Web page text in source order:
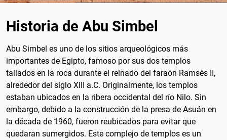
Historia de Abu Simbel
Abu Simbel es uno de los sitios arqueológicos más
importantes de Egipto, famoso por sus dos templos
tallados en la roca durante el reinado del faraón Ramsés II,
alrededor del siglo XIII a.C. Originalmente, los templos
estaban ubicados en la ribera occidental del río Nilo. Sin
embargo, debido a la construcción de la presa de Asuán en
la década de 1960, fueron reubicados para evitar que
quedaran sumergidos. Este complejo de templos es un